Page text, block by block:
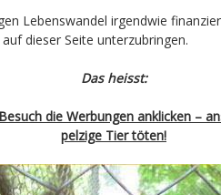
Lebenswandel irgendwie
auf dieser Seite unterzubringen.
Das heisst:
die Werbungen anklicken –
pelzige Tier töten!